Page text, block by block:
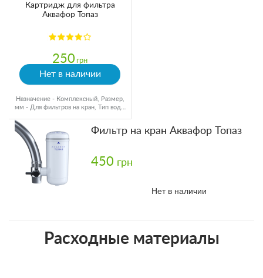
Картридж для фильтра
Аквафор Топаз
250 грн
Нет в наличии
Назначение - Комплексный, Размер,
мм - Для фильтров на кран, Тип воды
Фильтр на кран Аквафор Топаз
450 грн
Нет в наличии
Расходные материалы